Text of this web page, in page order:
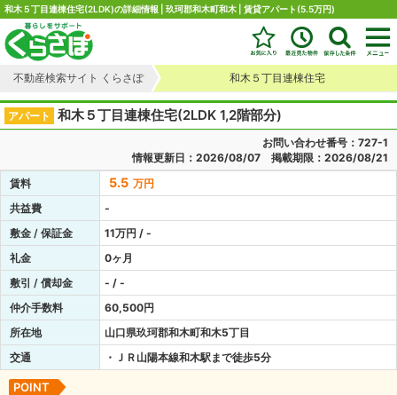
和木５丁目連棟住宅(2LDK)の詳細情報 | 玖珂郡和木町和木 | 賃貸アパート(5.5万円)
不動産検索サイト くらさぽ 和木５丁目連棟住宅
アパート 和木５丁目連棟住宅(2LDK 1,2階部分)
お問い合わせ番号：727-1
情報更新日：2026/08/07 掲載期限：2026/08/21
賃料
5.5 万円
共益費
-
敷金 / 保証金
11万円 / -
礼金
0ヶ月
敷引 / 償却金
- / -
仲介手数料
60,500円
所在地
山口県玖珂郡和木町和木5丁目
交通
・ＪＲ山陽本線和木駅まで徒歩5分
POINT